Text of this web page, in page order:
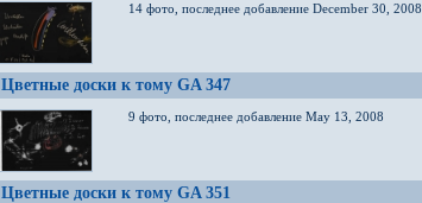
14 фото, последнее добавление December 30, 2008
Цветные доски к тому GA 347
9 фото, последнее добавление May 13, 2008
Цветные доски к тому GA 351